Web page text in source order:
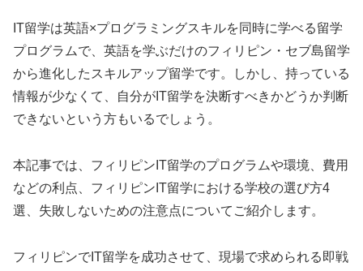
IT留学は英語×プログラミングスキルを同時に学べる留学
プログラムで、英語を学ぶだけのフィリピン・セブ島留学
から進化したスキルアップ留学です。しかし、持っている
情報が少なくて、自分がIT留学を決断すべきかどうか判断
できないという方もいるでしょう。
本記事では、フィリピンIT留学のプログラムや環境、費用
などの利点、フィリピンIT留学における学校の選び方4
選、失敗しないための注意点についてご紹介します。
フィリピンでIT留学を成功させて、現場で求められる即戦